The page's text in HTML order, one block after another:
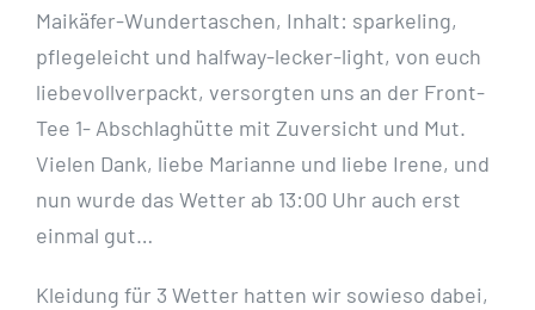
Maikäfer-Wundertaschen, Inhalt: sparkeling,
pflegeleicht und halfway-lecker-light, von euch
liebevollverpackt, versorgten uns an der Front-
Tee 1- Abschlaghütte mit Zuversicht und Mut.
Vielen Dank, liebe Marianne und liebe Irene, und
nun wurde das Wetter ab 13:00 Uhr auch erst
einmal gut…
Kleidung für 3 Wetter hatten wir sowieso dabei,